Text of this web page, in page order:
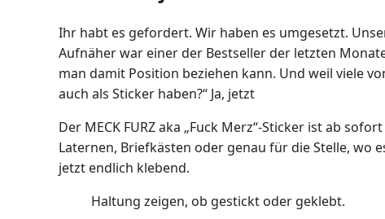
Ihr habt es gefordert. Wir haben es umgesetzt.
Aufnäher war einer der Bestseller der letzten
man damit Position beziehen kann. Und weil viele
auch als Sticker haben?“ Ja, jetzt
Der MECK FURZ aka „Fuck Merz“-Sticker ist ab
Laternen, Briefkästen oder genau für die Stelle, wo
jetzt endlich klebend.
Haltung zeigen, ob gestickt oder geklebt.